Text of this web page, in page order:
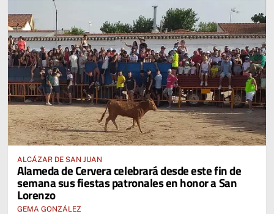
ALCÁZAR DE SAN JUAN
Alameda de Cervera celebrará desde este fin de
semana sus fiestas patronales en honor a San
Lorenzo
GEMA GONZÁLEZ